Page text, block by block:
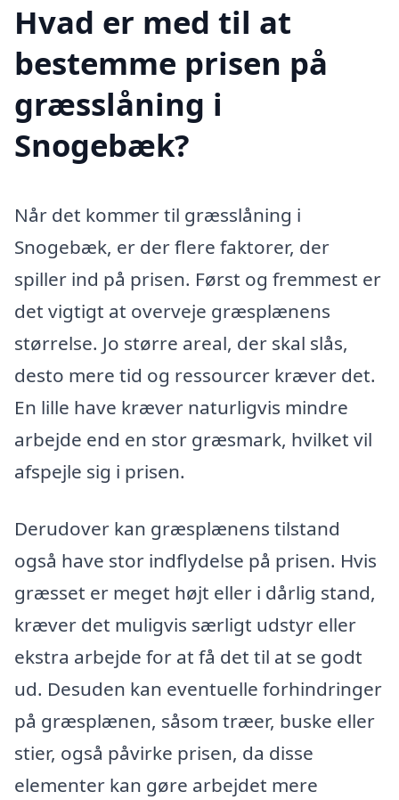
Hvad er med til at
bestemme prisen på
græsslåning i
Snogebæk?
Når det kommer til græsslåning i
Snogebæk, er der flere faktorer, der
spiller ind på prisen. Først og fremmest er
det vigtigt at overveje græsplænens
størrelse. Jo større areal, der skal slås,
desto mere tid og ressourcer kræver det.
En lille have kræver naturligvis mindre
arbejde end en stor græsmark, hvilket vil
afspejle sig i prisen.
Derudover kan græsplænens tilstand
også have stor indflydelse på prisen. Hvis
græsset er meget højt eller i dårlig stand,
kræver det muligvis særligt udstyr eller
ekstra arbejde for at få det til at se godt
ud. Desuden kan eventuelle forhindringer
på græsplænen, såsom træer, buske eller
stier, også påvirke prisen, da disse
elementer kan gøre arbejdet mere